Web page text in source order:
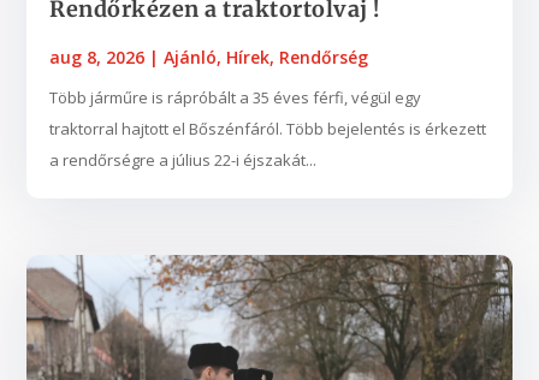
Rendőrkézen a traktortolvaj !
aug 8, 2026 |Ajánló, Hírek, Rendőrség
Több járműre is rápróbált a 35 éves férfi, végül egy
traktorral hajtott el Bőszénfáról. Több bejelentés is érkezett
a rendőrségre a július 22-i éjszakát...